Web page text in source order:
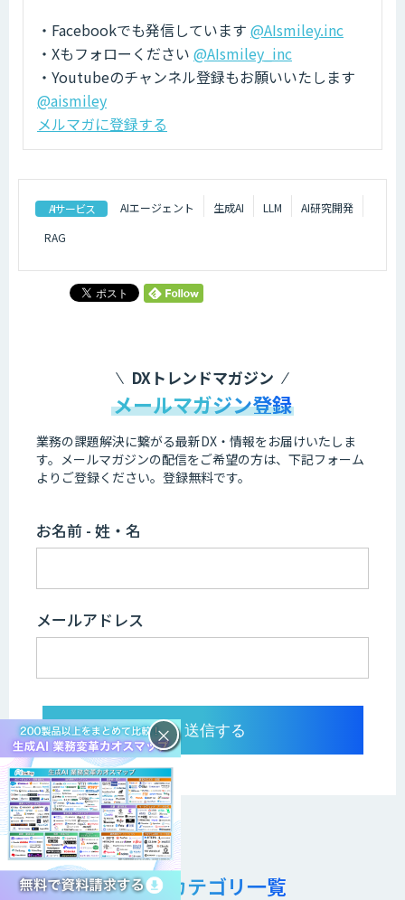
・Facebookでも発信しています @AIsmiley.inc
・Xもフォローください @AIsmiley_inc
・Youtubeのチャンネル登録もお願いいたします
@aismiley
メルマガに登録する
AIサービス AIエージェント 生成AI LLM
AI研究開発
RAG
DXトレンドマガジン
メールマガジン登録
業務の課題解決に繋がる最新DX・情報をお届けいたしま
す。 メールマガジンの配信をご希望の方は、下記フォーム
よりご登録ください。登録無料です。
お名前 - 姓・名
メールアドレス
AI・人工知能記事カテゴリ一覧
×